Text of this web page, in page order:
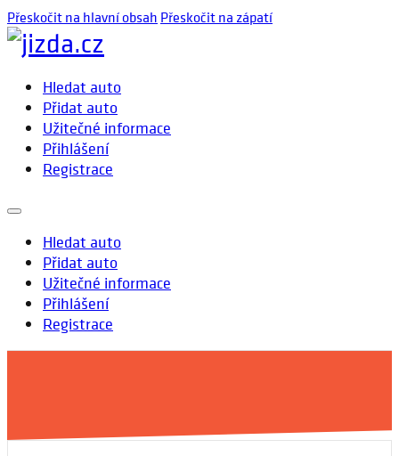
Přeskočit na hlavní obsah Přeskočit na zápatí
Hledat auto
Přidat auto
Užitečné informace
Přihlášení
Registrace
Hledat auto
Přidat auto
Užitečné informace
Přihlášení
Registrace